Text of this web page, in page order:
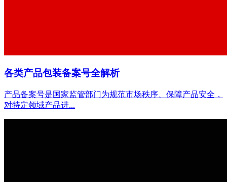
各类产品包装备案号全解析
产品备案号是国家监管部门为规范市场秩序、保障产品安全，
对特定领域产品进...